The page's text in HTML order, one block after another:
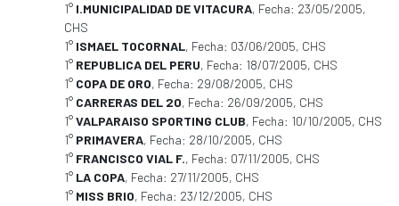
1° I.MUNICIPALIDAD DE VITACURA, Fecha: 23/05/2005,
CHS
1° ISMAEL TOCORNAL, Fecha: 03/06/2005, CHS
1° REPUBLICA DEL PERU, Fecha: 18/07/2005, CHS
1° COPA DE ORO, Fecha: 29/08/2005, CHS
1° CARRERAS DEL 20, Fecha: 26/09/2005, CHS
1°VALPARAISO SPORTING CLUB, Fecha: 10/10/2005, CHS
1° PRIMAVERA, Fecha: 28/10/2005, CHS
1° FRANCISCO VIAL F., Fecha: 07/11/2005, CHS
1° LA COPA, Fecha: 27/11/2005, CHS
1° MISS BRIO, Fecha: 23/12/2005, CHS